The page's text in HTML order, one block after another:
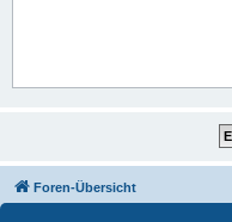
Foren-Übersicht